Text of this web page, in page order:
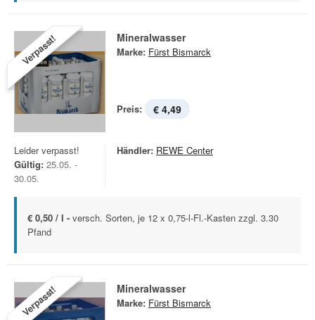
Verpasst! Mineralwasser
Marke: Fürst Bismarck
Preis: € 4,49
Leider verpasst!
Gültig: 25.05. -
30.05.
Händler: REWE Center
€ 0,50 / l - versch. Sorten, je 12 x 0,75-l-Fl.-Kasten zzgl. 3.30
Pfand
Verpasst! Mineralwasser
Marke: Fürst Bismarck